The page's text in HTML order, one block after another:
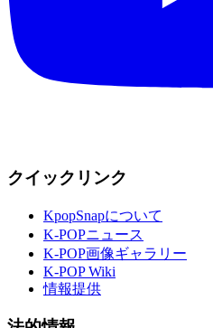
クイックリンク
KpopSnapについて
K-POPニュース
K-POP画像ギャラリー
K-POP Wiki
情報提供